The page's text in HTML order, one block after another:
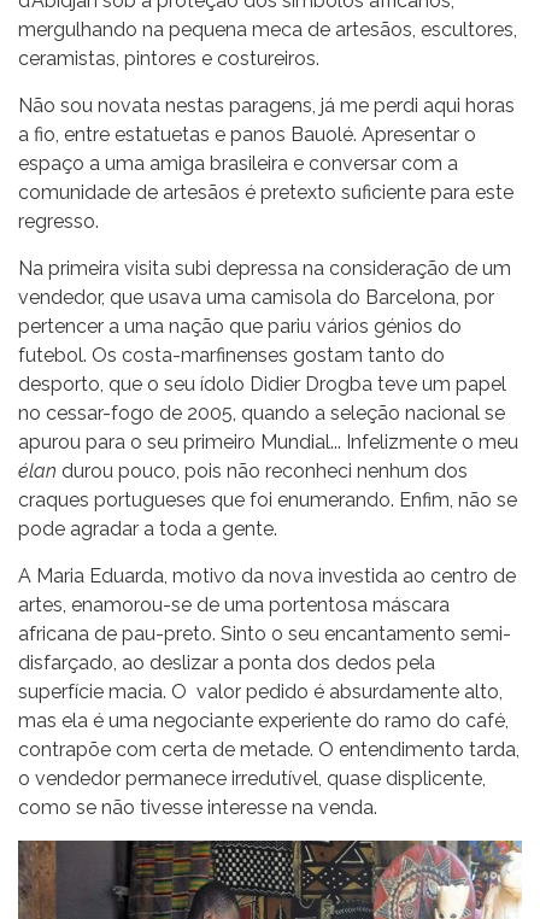
mergulhando na pequena meca de artesãos, escultores,
ceramistas, pintores e costureiros.
Não sou novata nestas paragens, já me perdi aqui horas
a fio, entre estatuetas e panos Bauolé. Apresentar o
espaço a uma amiga brasileira e conversar com a
comunidade de artesãos é pretexto suficiente para este
regresso.
Na primeira visita subi depressa na consideração de um
vendedor, que usava uma camisola do Barcelona, por
pertencer a uma nação que pariu vários génios do
futebol. Os costa-marfinenses gostam tanto do
desporto, que o seu ídolo Didier Drogba teve um papel
no cessar-fogo de 2005, quando a seleção nacional se
apurou para o seu primeiro Mundial... Infelizmente o meu
élan durou pouco, pois não reconheci nenhum dos
craques portugueses que foi enumerando. Enfim, não se
pode agradar a toda a gente.
A Maria Eduarda, motivo da nova investida ao centro de
artes, enamorou-se de uma portentosa máscara
africana de pau-preto. Sinto o seu encantamento semi-
disfarçado, ao deslizar a ponta dos dedos pela
superfície macia. O valor pedido é absurdamente alto,
mas ela é uma negociante experiente do ramo do café,
contrapõe com certa de metade. O entendimento tarda,
o vendedor permanece irredutível, quase displicente,
como se não tivesse interesse na venda.